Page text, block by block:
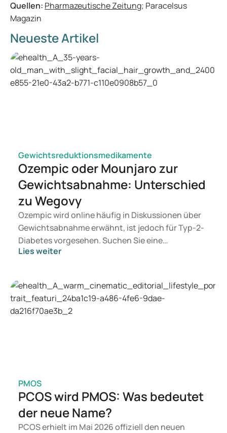
Quellen: Pharmazeutische Zeitung; Paracelsus
Magazin
Neueste Artikel
Gewichtsreduktionsmedikamente
Ozempic oder Mounjaro zur
Gewichtsabnahme: Unterschied
zu Wegovy
Ozempic wird online häufig in Diskussionen über
Gewichtsabnahme erwähnt, ist jedoch für Typ-2-
Diabetes vorgesehen. Suchen Sie eine
Behandlung zur Gewichtskontrolle, kommen eher
Arzt auf Basis Ihrer Gesundheit, Ihres BMI und
Ihres Medikamentengebrauchs.
Lies weiter
PMOS
PCOS wird PMOS: Was bedeutet
der neue Name?
PCOS erhielt im Mai 2026 offiziell den neuen